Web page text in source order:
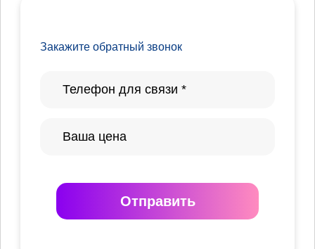
Закажите обратный звонок
Отправить